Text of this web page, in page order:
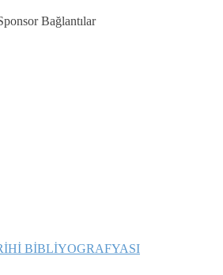
Bağlantılar
BİBLİYOGRAFYASI